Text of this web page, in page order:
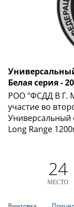
Белая серия -
РОО "ФСДД В Г.
участие во
Универсальный
Long Range
24
МЕСТО